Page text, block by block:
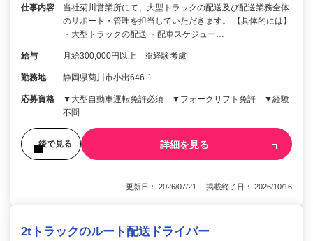
仕事内容
当社菊川営業所にて、大型トラックの配送及び配送業務全体
のサポート・管理を担当していただきます。 【具体的には】
・大型トラックの配送 ・配車スケジュー…
給与 月給300,000円以上 ※経験考慮
勤務地 静岡県菊川市小出646-1
応募資格
▼大型自動車運転免許必須 ▼フォークリフト免許 ▼経験
不問
後で見る 詳細を見る
更新日： 2026/07/21 掲載終了日： 2026/10/16
2tトラックのルート配送ドライバー